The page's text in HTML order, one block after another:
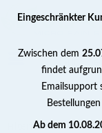
Filterkerzen /
Eingeschränkter
Zwischen dem
findet
Emailsupport
Ab dem